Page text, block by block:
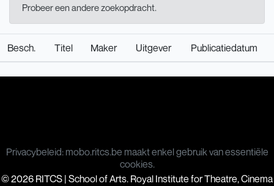
Probeer een andere zoekopdracht.
Besch. Titel Maker Uitgever Publicatiedatum
Privacybeleid: mobo.ritcs.be maakt enkel gebruik van essentiële
cookies.
© 2026 RITCS | School of Arts. Royal Institute for Theatre, Cinema